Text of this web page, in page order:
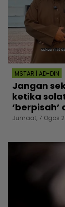
MSTAR | AD-DIN
Jangan
ketika
Jumaat, 7 Ogos